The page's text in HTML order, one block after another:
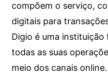
compõem o serviço,
digitais para
Digio é uma instituição
todas as suas
meio dos canais online.